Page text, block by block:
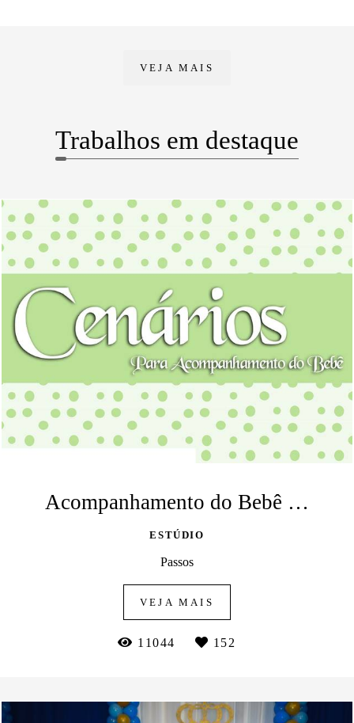
VEJA MAIS
Trabalhos em destaque
Acompanhamento do Bebê CENÁRIOS
ESTÚDIO
Passos
VEJA MAIS
11044 152